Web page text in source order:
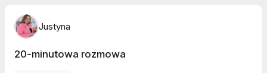
Justyna
20-minutowa rozmowa